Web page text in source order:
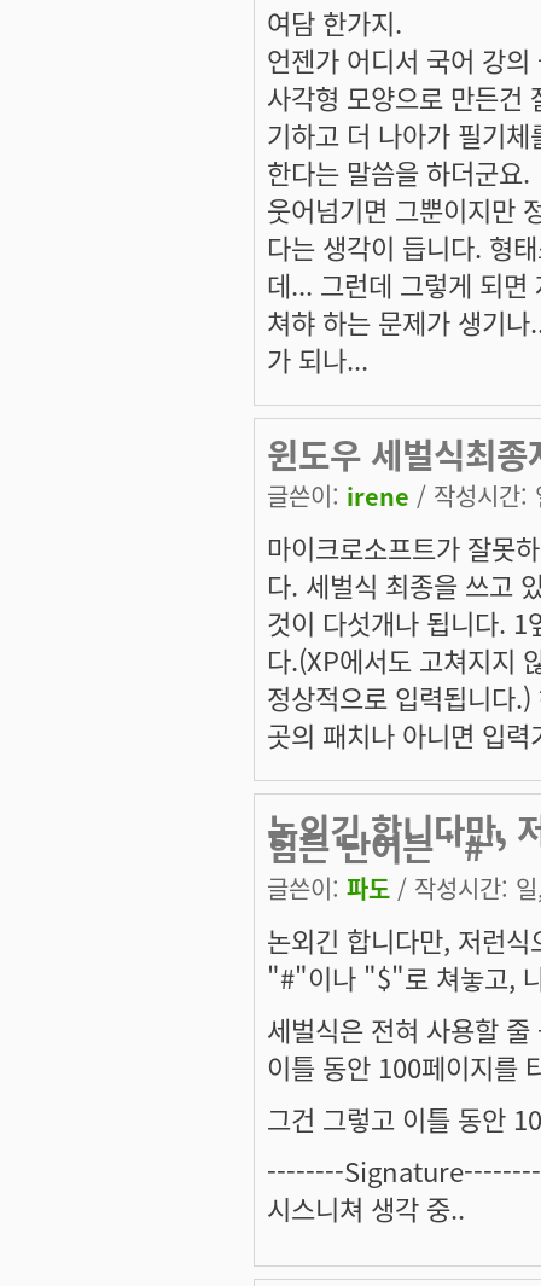
여담 한가지.
언젠가 어디서 국어 강
사각형 모양으로 만든
기하고 더 나아가 필기
한다는 말씀을 하더군요.
웃어넘기면 그뿐이지만
다는 생각이 듭니다. 형
데... 그런데 그렇게 되면
쳐햐 하는 문제가 생기나
가 되나...
윈도우 세벌식최
글쓴이: irene / 작성시간
마이크로소프트가 잘못
다. 세벌식 최종을 쓰고
것이 다섯개나 됩니다.
다.(XP에서도 고쳐지지
정상적으로 입력됩니다
곳의 패치나 아니면 입
논외긴 합니다만,
힘든 단어는 "#"
글쓴이: 파도 / 작성시간:
논외긴 합니다만, 저런
"#"이나 "$"로 쳐놓고,
세벌식은 전혀 사용할
이틀 동안 100페이지를
그건 그렇고 이틀 동안
--------Signature--------
시스니쳐 생각 중..